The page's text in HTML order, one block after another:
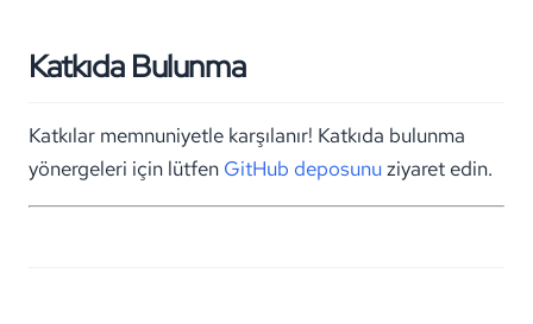
Katkıda Bulunma
Katkılar memnuniyetle karşılanır! Katkıda bulunma
yönergeleri için lütfen GitHub deposunuziyaret edin.